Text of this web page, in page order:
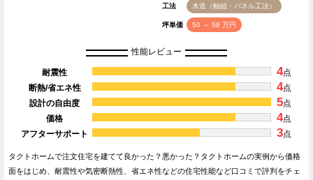
工法 木造（軸組・パネル工法）
坪単価 50 ～ 58 万円
性能レビュー
耐震性 4点
断熱/省エネ性
4点
設計の自由度
5点
価格
4点
アフターサポート
3点
タクトホームで注文住宅を建てて良かった？悪かった？タクトホームの実例から価格
面をはじめ、耐震性や気密断熱性、省エネ性などの住宅性能など口コミで評判をチェ